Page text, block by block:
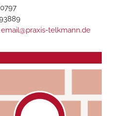
email@praxis-telkmann.de